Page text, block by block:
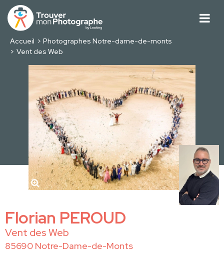
Accueil
Photographes Notre-dame-de-monts
Vent des Web
Florian PEROUD
Vent des Web
85690 Notre-Dame-de-Monts